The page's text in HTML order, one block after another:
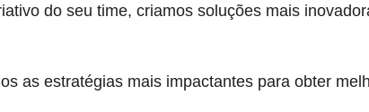
do seu time, criamos soluções mais
as estratégias mais impactantes para obter